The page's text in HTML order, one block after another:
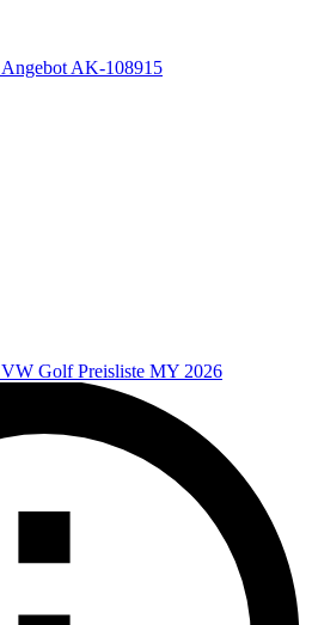
Angebot AK-108915
VW Golf Preisliste MY 2026